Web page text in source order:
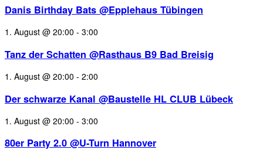
Danis Birthday Bats @Epplehaus Tübingen
1. August @ 20:00 - 3:00
Tanz der Schatten @Rasthaus B9 Bad Breisig
1. August @ 20:00 - 2:00
Der schwarze Kanal @Baustelle HL CLUB Lübeck
1. August @ 20:00 - 3:00
80er Party 2.0 @U-Turn Hannover